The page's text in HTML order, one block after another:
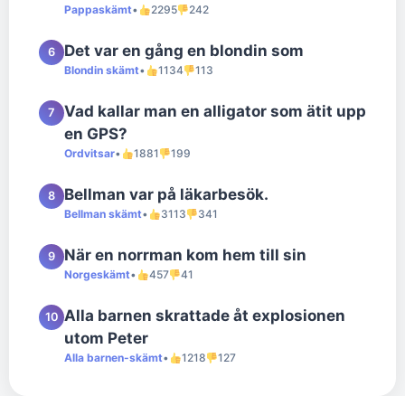
Pappaskämt• 2295 242
6 Det var en gång en blondin som
Blondin skämt• 1134 113
7
Vad kallar man en alligator som ätit upp
en GPS?
Ordvitsar• 1881 199
8 Bellman var på läkarbesök.
Bellman skämt• 3113 341
9 När en norrman kom hem till sin
Norgeskämt• 457 41
10 Alla barnen skrattade åt explosionen
utom Peter
Alla barnen-skämt• 1218 127